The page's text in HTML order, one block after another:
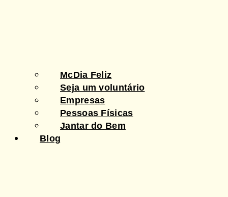
McDia Feliz
Seja um voluntário
Empresas
Pessoas Físicas
Jantar do Bem
Blog